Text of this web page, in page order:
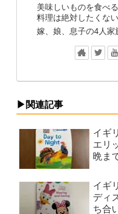
美味しいものを食べ
料理は絶対したくない
嫁、娘、息子の4人家
▶関連記事
イギ
エリ
晩ま
イギ
ディ
ち合